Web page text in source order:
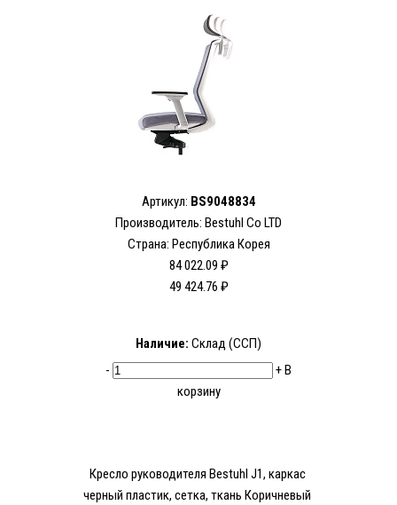
Артикул: BS9048834
Производитель: Bestuhl Co LTD
Страна: Республика Корея
84 022.09 ₽
49 424.76 ₽
Наличие: Склад (ССП)
-
+В
корзину
Кресло руководителя Bestuhl J1, каркас
черный пластик, сетка, ткань Коричневый